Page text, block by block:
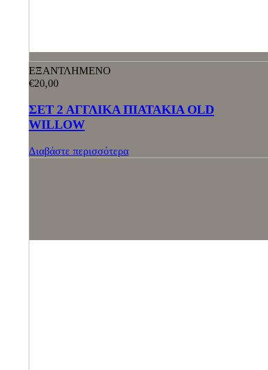
ΕΞΑΝΤΛΗΜΕΝΟ
€20,00
ΣΕΤ 2 ΑΓΓΛΙΚΑ ΠΙΑΤΑΚΙΑ OLD
WILLOW
Διαβάστε περισσότερα